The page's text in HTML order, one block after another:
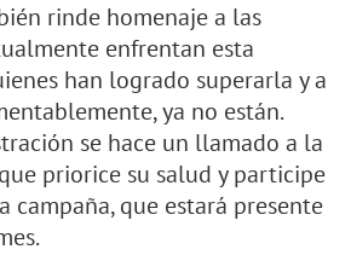
rinde homenaje a las
enfrentan esta
han logrado superarla y a
ya no están.
se hace un llamado a la
priorice su salud y participe
campaña, que estará presente